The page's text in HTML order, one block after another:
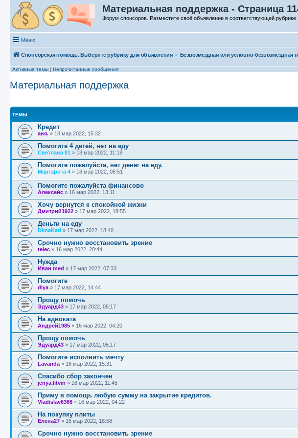
Материальная поддержка - Страница
Форум спонсоров. Разместите своё объявление в соответствующей рубрике
Меню
Спонсорская помощь. Выберите рубрику для объявления Безвозмездная или условно-безвозмездная
Активные темы | Непрочитанные сообщения
Материальная поддержка
ТЕМЫ
Кредит
аня. » 18 мар 2022, 15:32
Помогите 4 детей, нет на еду
Светлана 01 » 18 мар 2022, 11:18
Помогите пожалуйста, нет денег на еду.
Маргарита 4 » 18 мар 2022, 08:51
Помогите пожалуйста финансово
Алексейс » 16 мар 2022, 13:11
Хочу вернутся к спокойной жизни
Дмитрий1922 » 17 мар 2022, 18:55
Деньги на еду
DimaKati » 17 мар 2022, 18:40
Срочно нужно восстановить зрение
telec » 16 мар 2022, 20:44
Нужда
Иван med » 17 мар 2022, 07:33
Помогите
dlya » 17 мар 2022, 14:44
Прощу помочь
Эдуард43 » 17 мар 2022, 05:17
На адвоката
Андрей1985 » 16 мар 2022, 04:20
Прощу помочь
Эдуард43 » 17 мар 2022, 05:17
Помогите исполнить мечту
Lavanda » 16 мар 2022, 15:31
Спасибо сбор закончен
jenya.litvin » 16 мар 2022, 11:45
Приму в помощь любую сумму на закрытие кредитов.
Vladislav6366 » 16 мар 2022, 04:22
На покупку плиты
Елена27 » 15 мар 2022, 18:58
Срочно нужно восстановить зрение